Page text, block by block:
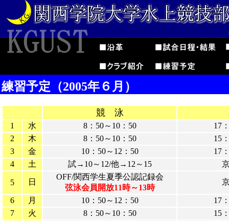
練習予定（2005年６月）
競 泳
1 水 8：50～10：50
17
2
木 8：50～10：50
15
3
金 10：50～12：50
17
4
土 試→10～12/他→12～15
5 日
OFF/関西学生夏季公認記録会
弦泳会員開放11時～13時
6 月 10：50～12：50
17
7
火 8：50～10：50
15